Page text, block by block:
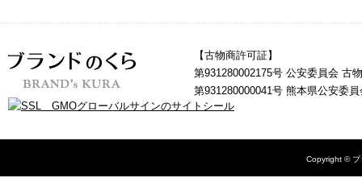
【古物商許可証】
第931280002175号 公安委員会 古
第931280000041号 熊本県公安委
Copyright © ブ